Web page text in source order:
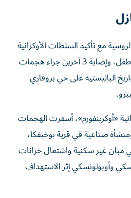
مع تأكيد السلطات الأوكرانية
مقتل 3 أشخاص، بينهم طفل، وإصابة 3 آخرين جراء هجمات
الباليستية على حي بروفاري
«أوكرينفورم»، أسفرت الهجمات
صناعية في قرية بوخيفكا،
مبان غير سكنية واشتعال خزانات
وأوبولونسكي إثر الاستهداف